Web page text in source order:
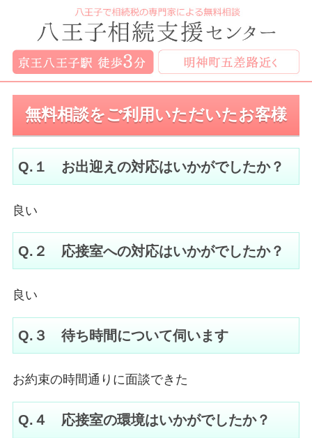
無料相談をご利用いただいたお客様
Q.１ お出迎えの対応はいかがでしたか？
良い
Q.２ 応接室への対応はいかがでしたか？
良い
Q.３ 待ち時間について伺います
お約束の時間通りに面談できた
Q.４ 応接室の環境はいかがでしたか？